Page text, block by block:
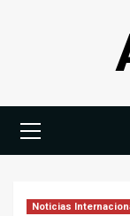
principal
Noticias